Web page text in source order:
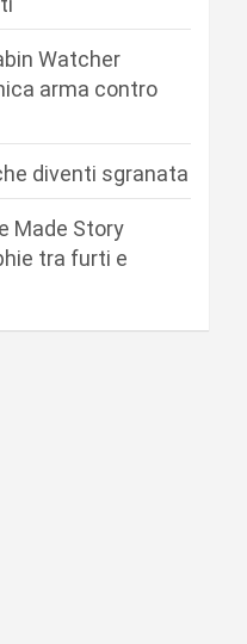
Watcher
arma contro
diventi sgranata
Made Story
tra furti e